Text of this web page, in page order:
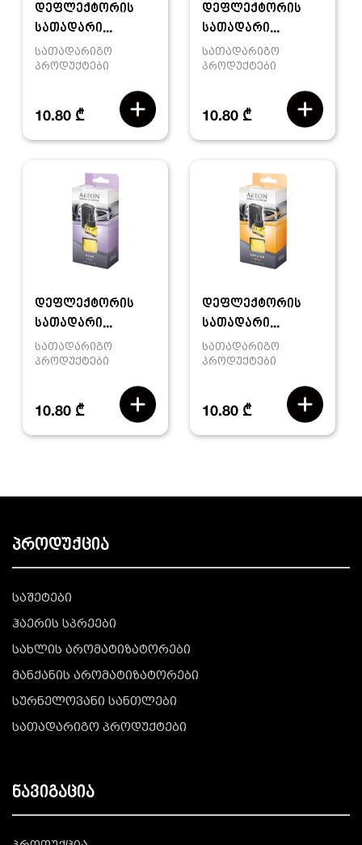
დეფლექტორის
სათადარი...
სათადარიგო
პროდუქტები
10.80 ₾
დეფლექტორის
სათადარი...
სათადარიგო
პროდუქტები
10.80 ₾
დეფლექტორის
სათადარი...
სათადარიგო
პროდუქტები
10.80 ₾
დეფლექტორის
სათადარი...
სათადარიგო
პროდუქტები
10.80 ₾
პროდუქცია
საშეტები
ჰაერის სპრეები
სახლის არომატიზატორები
მანქანის არომატიზატორები
სურნელოვანი სანთლები
სათადარიგო პროდუქტები
ნავიგაცია